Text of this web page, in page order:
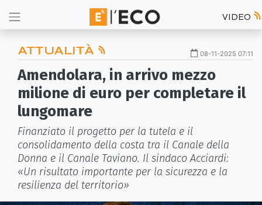
VIDEO
ATTUALITÀ 08-11-2025 07:11
Amendolara, in arrivo mezzo
milione di euro per completare il
lungomare
Finanziato il progetto per la tutela e il
consolidamento della costa tra il Canale della
Donna e il Canale Taviano. Il sindaco Acciardi:
«Un risultato importante per la sicurezza e la
resilienza del territorio»